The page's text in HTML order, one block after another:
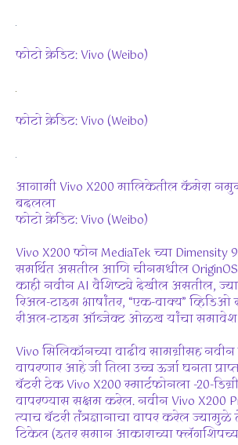
फोटो क्रेडिट: Vivo (Weibo)
फोटो क्रेडिट: Vivo (Weibo)
आगामी Vivo X200 मालिकेतील कॅमेरा
बदलला
फोटो क्रेडिट: Vivo (Weibo)
Vivo X200 फोन MediaTek च्या Dimensity
समर्थित असतील आणि चीनमधील
काही नवीन AI वैशिष्ट्ये देखील असतील,
रिअल-टाइम भाषांतर, “एक-वाक्य”
रीअल-टाइम ऑब्जेक्ट ओळख यांचा
Vivo सिलिकॉनच्या वाढीव सामग्रीसह नवीन
वापरणार आहे जी तिला उच्च ऊर्जा घनता
बॅटरी टेक Vivo X200 स्मार्टफोनला -20-
वापरण्यास सक्षम करेल. नवीन Vivo X200
त्याच बॅटरी तंत्रज्ञानाचा वापर करेल
टिकेल (इतर समान आकाराच्या